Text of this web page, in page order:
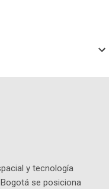
y tecnología
se posiciona